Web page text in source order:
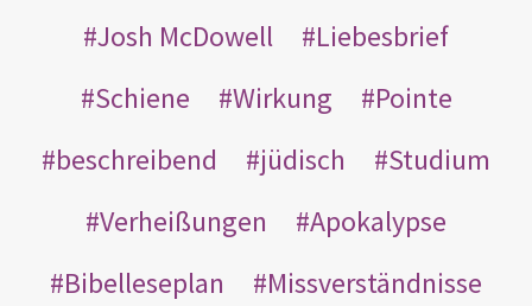
Josh McDowell
Liebesbrief
Schiene
Wirkung
Pointe
beschreibend
jüdisch
Studium
Verheißungen
Apokalypse
Bibelleseplan
Missverständnisse